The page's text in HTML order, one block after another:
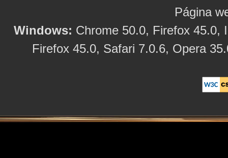
Página
Windows: Chrome 50.0, Firefox 45.0,
Firefox 45.0, Safari 7.0.6, Opera